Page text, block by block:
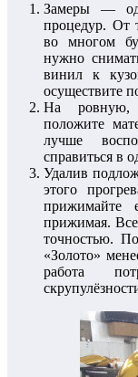
Замеры —
процедур. От
во многом
нужно
винил к
осуществите
На ровную,
положите
лучше
справиться в
Удалив
этого
прижимайте
прижимая.
точностью.
«Золото»
работа